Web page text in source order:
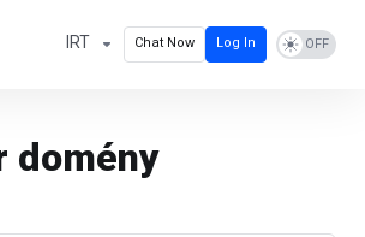
IRT Chat Now Log In
domény